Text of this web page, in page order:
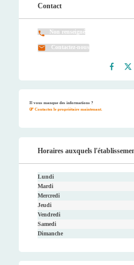
Contact
Non renseigné
Contactez-nous
Il vous manque des informations ?
Contactez le propriétaire maintenant.
Horaires auxquels
Lundi
Mardi
Mercredi
Jeudi
Vendredi
Samedi
Dimanche